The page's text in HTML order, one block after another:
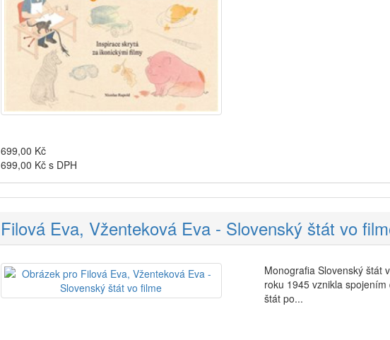
699,00 Kč
699,00 Kč s DPH
Filová Eva, Vženteková Eva - Slovenský štát vo
Monografia Slovenský štát
roku 1945 vznikla
štát po...